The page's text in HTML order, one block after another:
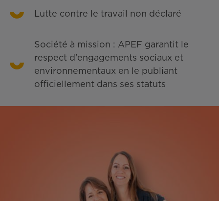
Lutte contre le travail non déclaré
Société à mission : APEF garantit le
respect d'engagements sociaux et
environnementaux en le publiant
officiellement dans ses statuts